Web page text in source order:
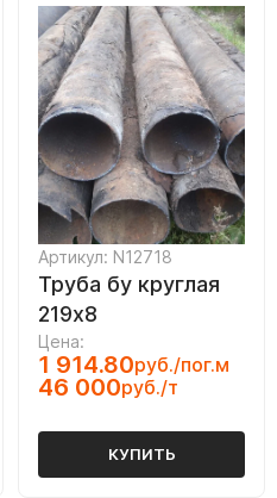
Артикул: N12718
Труба бу круглая
219х8
Цена:
1 914.80руб./пог.м
46 000руб./т
КУПИТЬ